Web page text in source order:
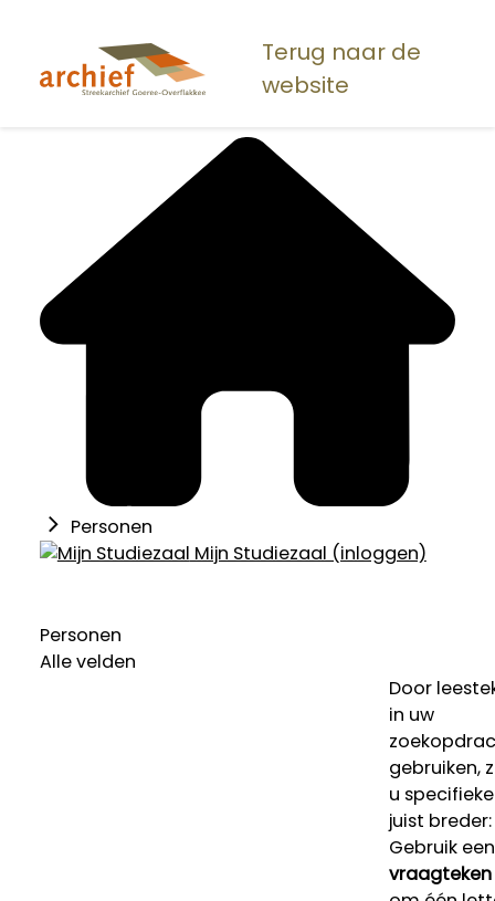
naar
Terug naar de
website
Personen
Mijn Studiezaal (inloggen)
Personen
Alle velden
Door
in uw
gebruiken,
u
juist breder:
Gebruik een